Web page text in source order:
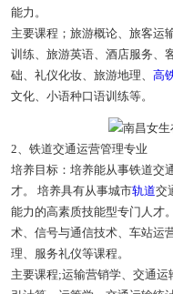
能力。
主要课程；旅游概论、旅客运
训练、旅游英语、酒店服务、
础、礼仪化妆、旅游地理、 高
文化、小语种口语训练等。
2、铁道交通运营管理专业
培养目标：培养能从事铁道交
才。 培养具有从事城市轨道交
能力的高素质技能型专门人才
术、信号与通信技术、车站运
理、服务礼仪等课程。
主要课程;运输营销学、交通